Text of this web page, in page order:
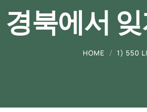
경북에서
HOME 1) 550